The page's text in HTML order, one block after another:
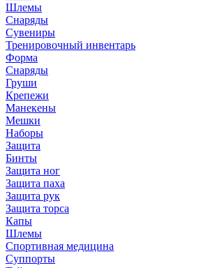
Шлемы
Снаряды
Сувениры
Тренировочный инвентарь
Форма
Снаряды
Груши
Крепежи
Манекены
Мешки
Наборы
Защита
Бинты
Защита ног
Защита паха
Защита рук
Защита торса
Капы
Шлемы
Спортивная медицина
Суппорты